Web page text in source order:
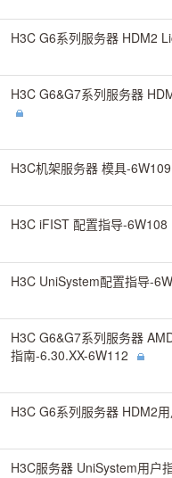
H3C G6系列服务器 HDM2
H3C G6&G7系列服务器
H3C机架服务器 模具-6W109
H3C iFIST 配置指导-6W108
H3C UniSystem配置指导-
H3C G6&G7系列服务器
指南-6.30.XX-6W112
H3C G6系列服务器 HDM2
H3C服务器 UniSystem用户